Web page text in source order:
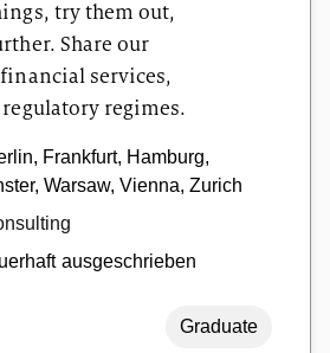
try them out,
Share our
services,
regimes.
Frankfurt, Hamburg,
Warsaw, Vienna, Zurich
ausgeschrieben
Graduate